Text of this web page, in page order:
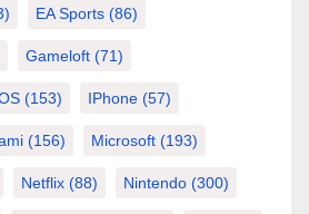
EA Sports (86)
Gameloft (71)
(153) IPhone (57)
(156) Microsoft (193)
Netflix (88) Nintendo (300)